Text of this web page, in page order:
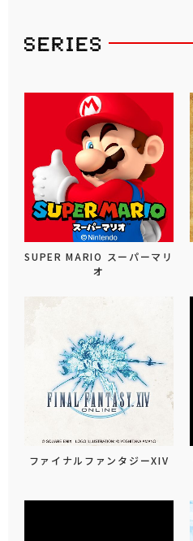
SUPER MARIO スーパーマリ
オ
ファイナルファンタジーXIV